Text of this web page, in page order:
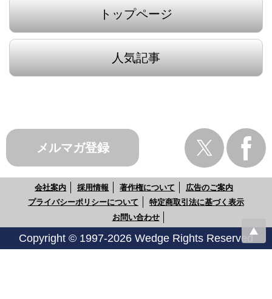
トップページ
人気記事
メルマガ登録
会社案内 採用情報 著作権について
広告のご案内
プライバシーポリシーについて
特定商取引法に基づく表示
お問い合わせ
Copyright © 1997-2026 Wedge Rights Reserved